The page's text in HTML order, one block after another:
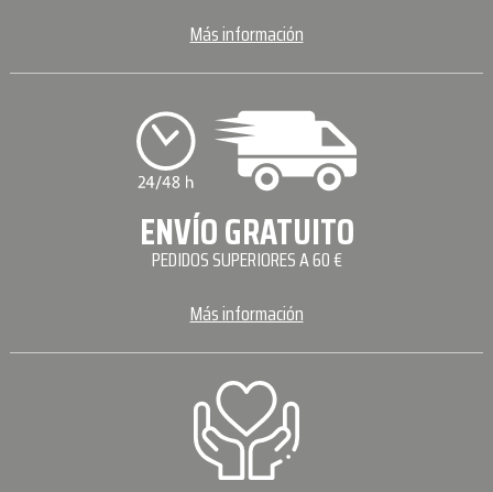
Más información
ENVÍO GRATUITO
PEDIDOS SUPERIORES A 60 €
Más información